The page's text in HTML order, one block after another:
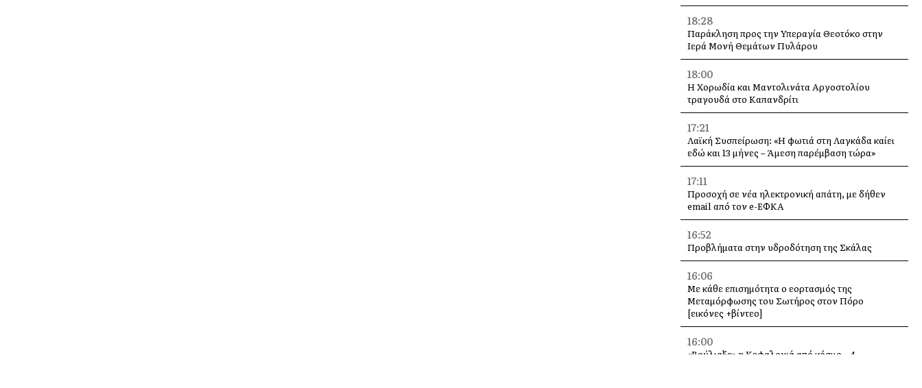
18:28
Παράκληση προς την Υπεραγία Θεοτόκο στην
Ιερά Μονή Θεμάτων Πυλάρου
18:00
Η Χορωδία και Μαντολινάτα Αργοστολίου
τραγουδά στο Καπανδρίτι
17:21
Λαϊκή Συσπείρωση: «Η φωτιά στη Λαγκάδα καίει
εδώ και 13 μήνες – Άμεση παρέμβαση τώρα»
17:11
Προσοχή σε νέα ηλεκτρονική απάτη, με δήθεν
email από τον e-ΕΦΚΑ
16:52
Προβλήματα στην υδροδότηση της Σκάλας
16:06
Με κάθε επισημότητα ο εορτασμός της
Μεταμόρφωσης του Σωτήρος στον Πόρο
[εικόνες +βίντεο]
16:00
«Βούλιαξε» η Κεφαλονιά από κόσμο – 4